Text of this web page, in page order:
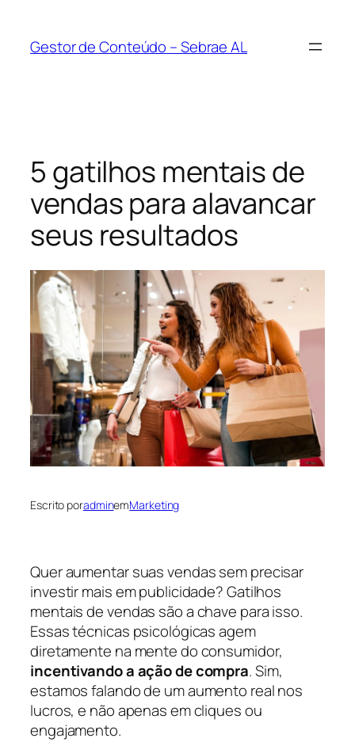
Gestor de Conteúdo – Sebrae AL
5 gatilhos mentais de
vendas para alavancar
seus resultados
Escrito poradminemMarketing
Quer aumentar suas vendas sem precisar
investir mais em publicidade? Gatilhos
mentais de vendas são a chave para isso.
Essas técnicas psicológicas agem
diretamente na mente do consumidor,
incentivando a ação de compra. Sim,
estamos falando de um aumento real nos
lucros, e não apenas em cliques ou
engajamento.